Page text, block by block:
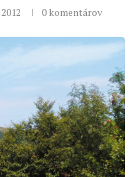
0 komentárov